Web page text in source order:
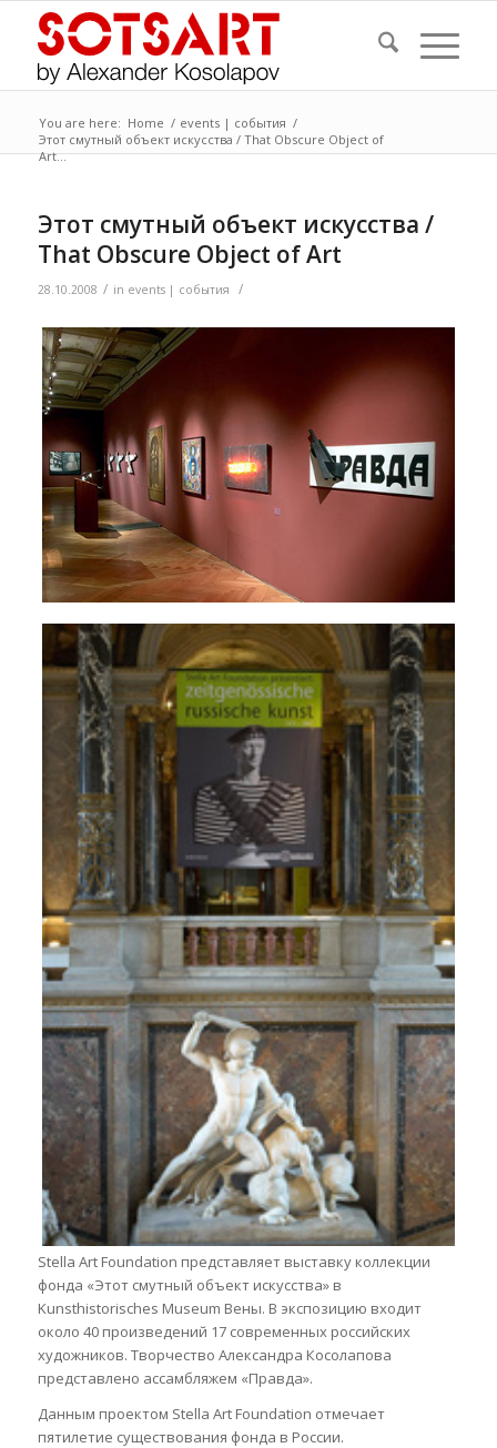
You are here: Home / events | события /
Этот смутный объект искусства / That Obscure Object of
Art...
Этот смутный объект искусства /
That Obscure Object of Art
28.10.2008 / in events | события /
Stella Art Foundation представляет выставку коллекции
фонда «Этот смутный объект искусства» в
Kunsthistorisches Museum Вены. В экспозицию входит
около 40 произведений 17 современных российских
художников. Творчество Александра Косолапова
представлено ассамбляжем «Правда».
Данным проектом Stella Art Foundation отмечает
пятилетие существования фонда в России.